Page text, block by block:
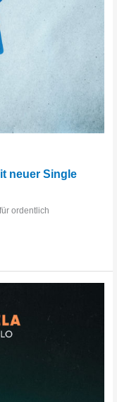
neuer Single
ordentlich